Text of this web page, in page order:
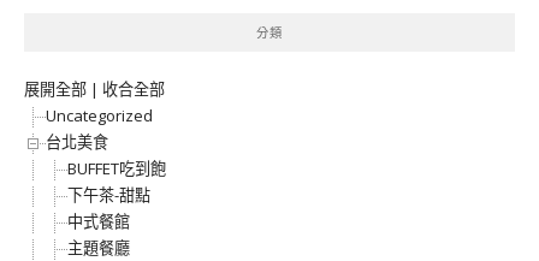
分類
展開全部 | 收合全部
Uncategorized
台北美食
BUFFET吃到飽
下午茶-甜點
中式餐館
主題餐廳